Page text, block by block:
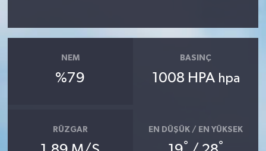
NEM
%79
BASINÇ
1008 HPA hpa
RÜZGAR EN DÜŞÜK / EN YÜKSEK
° °